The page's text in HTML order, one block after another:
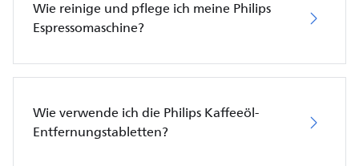
Wie reinige und pflege ich meine Philips
Espressomaschine?
Wie verwende ich die Philips Kaffeeöl-
Entfernungstabletten?